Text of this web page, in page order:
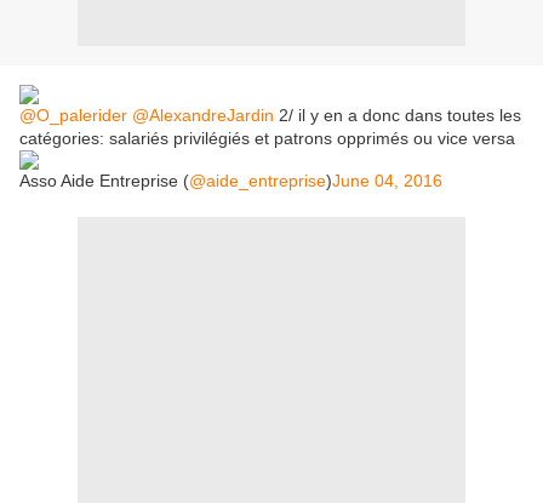
@O_palerider @AlexandreJardin 2/ il y en a donc dans toutes les
catégories: salariés privilégiés et patrons opprimés ou vice versa
Asso Aide Entreprise (@aide_entreprise)June 04, 2016